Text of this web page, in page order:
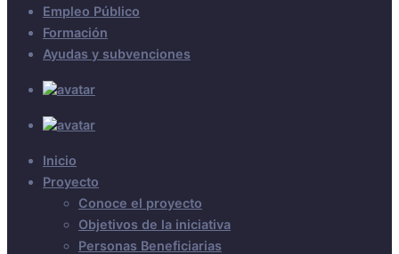
Empleo Público
Formación
Ayudas y subvenciones
Inicio
Proyecto
Conoce el proyecto
Objetivos de la iniciativa
Personas Beneficiarias